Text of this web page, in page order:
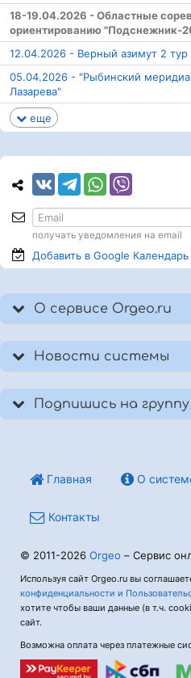
18-19.04.2026 - Областные
ориентированию "Подснежник-
12.04.2026 - Верный азимут 2 тур
05.04.2026 - "Рыбинский
Лазарева"
еще
получать уведомления на email
Добавить в Google Календарь
О сервисе Orgeo.ru
Новости системы
Подпишись на группу
Главная О
Контакты
© 2011-2026 Orgeo – Сервис
Используя сайт Orgeo.ru вы
конфиденциальности и
хотите чтобы ваши данные (в т.ч.
сайт.
Возможна оплата через платежные